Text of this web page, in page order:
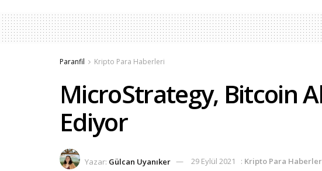
Paranfil Kripto Para Haberleri
MicroStrategy, Bitcoin
Ediyor
Yazar: Gülcan Uyanıker 29 Eylül 2021 : Kripto Para